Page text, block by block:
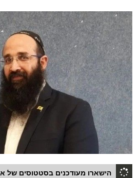
הישארו מעודכנים בסטטוסים של